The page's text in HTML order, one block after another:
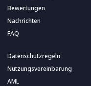
Bewertungen
Nachrichten
FAQ
Datenschutzregeln
Nutzungsvereinbarung
AML